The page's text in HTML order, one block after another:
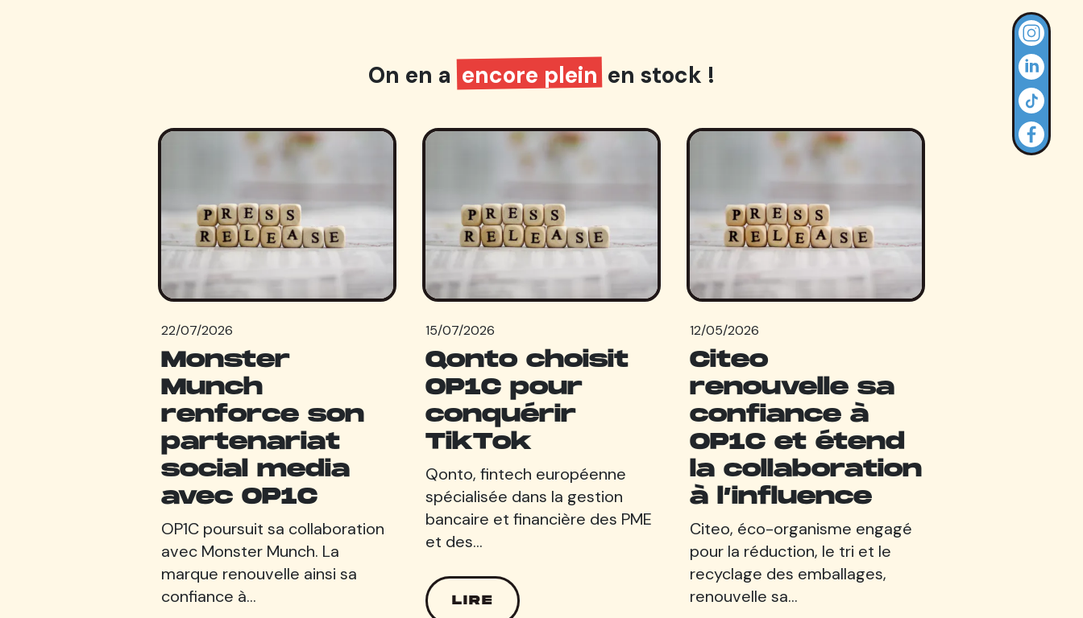
On en aencore pleinen stock !
22/07/2026
Monster
Munch
renforce son
partenariat
social media
avec OP1C
OP1C poursuit sa collaboration
avec Monster Munch. La
marque renouvelle ainsi sa
confiance à…
15/07/2026
Qonto choisit
OP1C pour
conquérir
TikTok
Qonto, fintech européenne
spécialisée dans la gestion
bancaire et financière des PME
et des…
LIRE
12/05/2026
Citeo
renouvelle sa
confiance à
OP1C et étend
la collaboration
à l’influence
Citeo, éco-organisme engagé
pour la réduction, le tri et le
recyclage des emballages,
renouvelle sa…